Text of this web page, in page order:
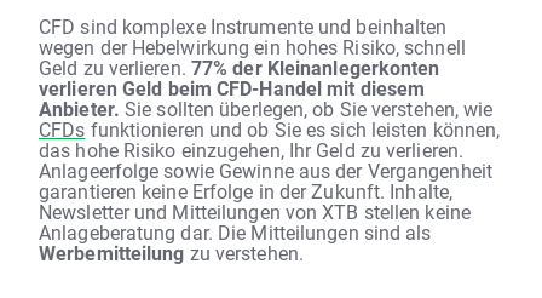
CFD sind komplexe Instrumente und beinhalten
wegen der Hebelwirkung ein hohes Risiko, schnell
Geld zu verlieren. 77% der Kleinanlegerkonten
verlieren Geld beim CFD-Handel mit diesem
Anbieter. Sie sollten überlegen, ob Sie verstehen, wie
CFDs funktionieren und ob Sie es sich leisten können,
das hohe Risiko einzugehen, Ihr Geld zu verlieren.
Anlageerfolge sowie Gewinne aus der Vergangenheit
garantieren keine Erfolge in der Zukunft. Inhalte,
Newsletter und Mitteilungen von XTB stellen keine
Anlageberatung dar. Die Mitteilungen sind als
Werbemitteilung zu verstehen.